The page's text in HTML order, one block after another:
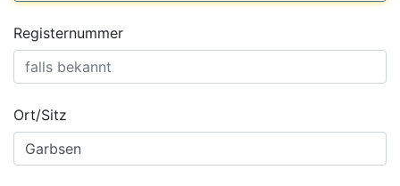
Registernummer
Ort/Sitz